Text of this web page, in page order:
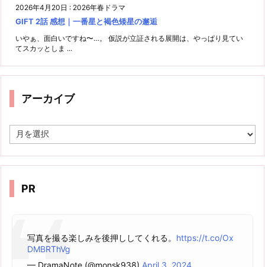
2026年4月20日 : 2026年春ドラマ
GIFT 2話 感想｜一番星と褐色矮星の邂逅
いやぁ、面白いですね〜…。 仮説が立証される展開は、やっぱり見てい
てスカッとしま ...
アーカイブ
ー
イ
PR
写真を撮る楽しみを後押ししてくれる。 https://t.co/Ox
DMBRThVg
— DramaNote (@monsk938) April 3, 2024